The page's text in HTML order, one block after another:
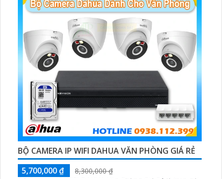
BỘ CAMERA IP WIFI DAHUA VĂN PHÒNG GIÁ RẺ
5,700,000 ₫
8,300,000 ₫